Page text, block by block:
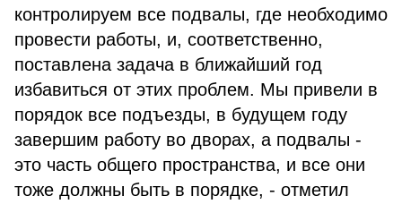
контролируем все подвалы, где необходимо
провести работы, и, соответственно,
поставлена задача в ближайший год
избавиться от этих проблем. Мы привели в
порядок все подъезды, в будущем году
завершим работу во дворах, а подвалы -
это часть общего пространства, и все они
тоже должны быть в порядке, - отметил